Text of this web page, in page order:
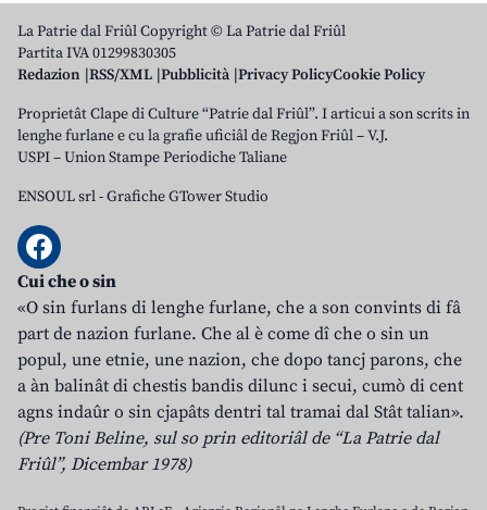
La Patrie dal Friûl Copyright © La Patrie dal Friûl
Partita IVA 01299830305
Redazion RSS/XML Pubblicità Privacy PolicyCookie Policy
Proprietât Clape di Culture “Patrie dal Friûl”. I articui a son scrits in
lenghe furlane e cu la grafie uficiâl de Regjon Friûl – V.J.
USPI – Union Stampe Periodiche Taliane
ENSOUL srl-Grafiche GTower Studio
Cui che o sin
«O sin furlans di lenghe furlane, che a son convints di fâ
part de nazion furlane. Che al è come dî che o sin un
popul, une etnie, une nazion, che dopo tancj parons, che
a àn balinât di chestis bandis dilunc i secui, cumò di cent
agns indaûr o sin cjapâts dentri tal tramai dal Stât talian».
(Pre Toni Beline, sul so prin editoriâl de “La Patrie dal
Friûl”, Dicembar 1978)